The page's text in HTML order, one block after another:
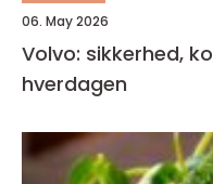
06. May 2026
Volvo: sikkerhed,
hverdagen